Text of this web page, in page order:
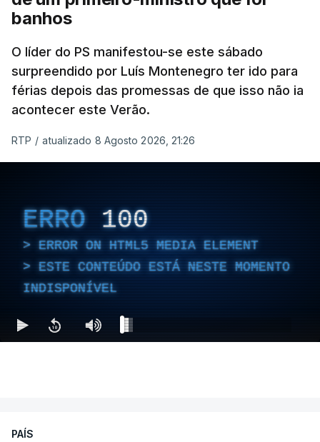
banhos
O líder do PS manifestou-se este sábado
surpreendido por Luís Montenegro ter ido para
férias depois das promessas de que isso não ia
acontecer este Verão.
RTP / atualizado 8 Agosto 2026, 21:26
ERRO 100
ERROR ON HTML5 MEDIA ELEMENT
ESTE CONTEÚDO ESTÁ NESTE MOMENTO
INDISPONÍVEL
PAÍS